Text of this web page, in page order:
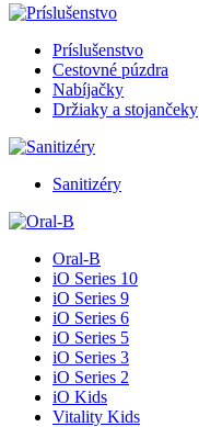
Príslušenstvo
Cestovné púzdra
Nabíjačky
Držiaky a stojančeky
Sanitizéry
Oral-B
iO Series 10
iO Series 9
iO Series 6
iO Series 5
iO Series 3
iO Series 2
iO Kids
Vitality Kids